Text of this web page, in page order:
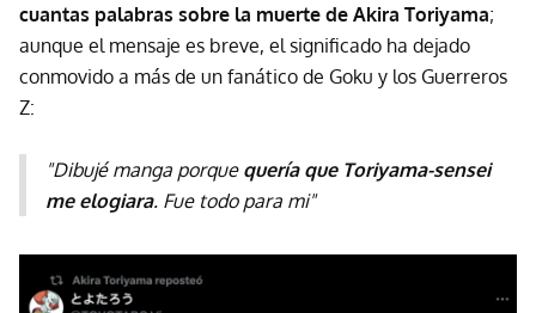
cuantas palabras sobre la muerte de Akira Toriyama;
aunque el mensaje es breve, el significado ha dejado
conmovido a más de un fanático de Goku y los Guerreros
Z:
"Dibujé manga porque quería que Toriyama-sensei
me elogiara. Fue todo para mi"